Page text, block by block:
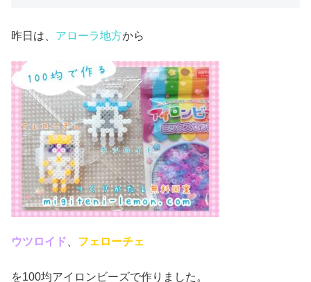
昨日は、 アローラ地方から
ウツロイド フェローチェ
を100均アイロンビーズで作りました。